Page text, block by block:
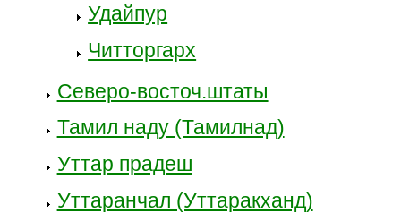
Удайпур
Читторгарх
Северо-восточ.штаты
Тамил наду (Тамилнад)
Уттар прадеш
Уттаранчал (Уттаракханд)